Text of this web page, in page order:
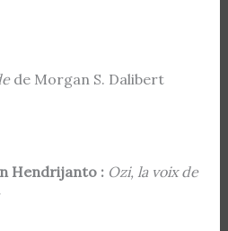
de Morgan S. Dalibert
Hendrijanto : Ozi, la voix de